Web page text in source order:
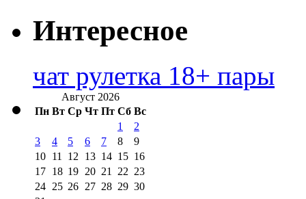
Интересное
чат рулетка 18+ пары
Август 2026
Пн Вт Ср Чт Пт Сб Вс
1
2
3
4 5 6 7 8
9
10 11 12 13 14 15 16
17 18 19 20 21 22 23
24 25 26 27 28 29 30